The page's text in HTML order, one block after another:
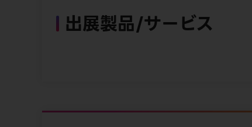
出展製品/サービス